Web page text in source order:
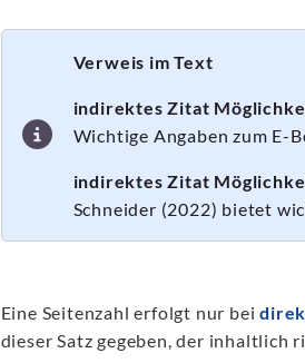
Verweis im Text
indirektes Zitat
Wichtige Angaben zum E-
indirektes Zitat
Schneider (2022) bietet
Eine Seitenzahl erfolgt nur bei
dieser Satz gegeben, der inhaltlich